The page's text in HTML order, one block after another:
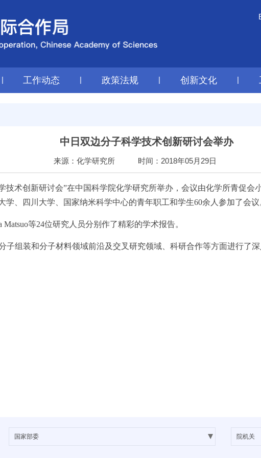
| 工作动态 | 政策法规 | 创新文化 |
中日双边分子科学技术创新研讨会举办
来源：化学研究所 时间：2018年05月29日
技术创新研讨会”在中国科学院化学研究所举办，会议由化学所青促会
学、四川大学、国家纳米科学中心的青年职工和学生60余人参加了会议
Matsuo等24位研究人员分别作了精彩的学术报告。
子组装和分子材料领域前沿及交叉研究领域、科研合作等方面进行了